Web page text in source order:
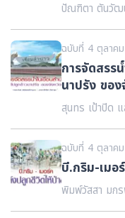
ปัณฑิตา ตันวัฒ
ฉบับที่ 4 ตุลาค
การจัดสรร
นาปรัง ขอ
สุนทร เป้าปิด
ฉบับที่ 4 ตุลาค
บี.กริม-เมอ
พิมพ์วัสสา มก